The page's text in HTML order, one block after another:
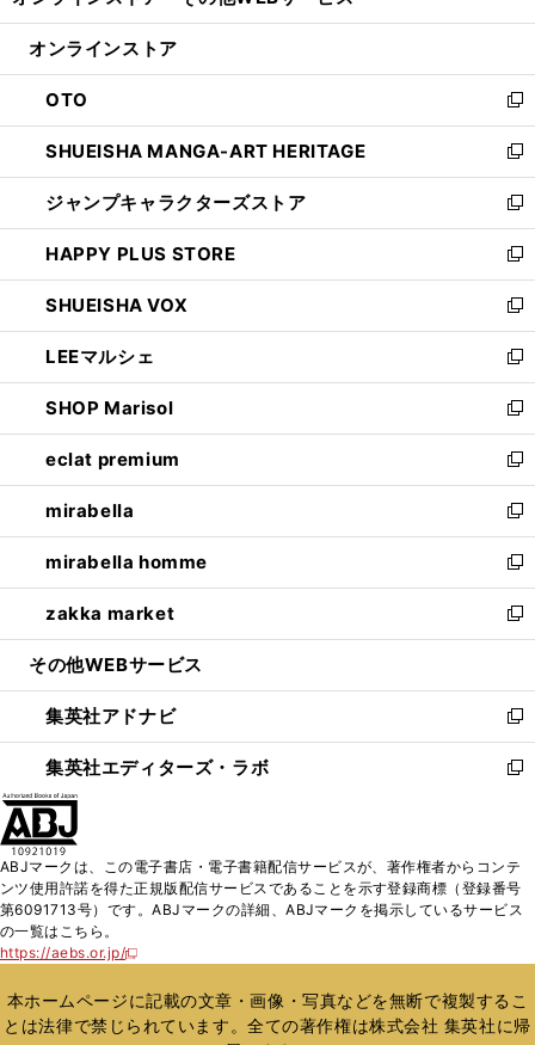
開
ン
ウ
で
開
く
ウ
ン
ド
ウ
で
開
く
オンラインストア
OTO
新
し
い
ウ
ィ
ン
ド
ウ
で
開
く
SHUEISHA MANGA-ART HERITAGE
新
し
い
ウ
ィ
ン
ド
ウ
で
開
く
ジャンプキャラクターズストア
新
し
い
ウ
ィ
ン
ド
ウ
で
開
く
HAPPY PLUS STORE
新
し
い
ウ
ィ
ン
ド
ウ
で
開
く
SHUEISHA VOX
新
し
い
ウ
ィ
ン
ド
ウ
で
開
く
LEEマルシェ
新
し
い
ウ
ィ
ン
ド
ウ
で
開
く
SHOP Marisol
新
し
い
ウ
ィ
ン
ド
ウ
で
開
eclat premium
新
し
い
ウ
ィ
ン
ド
ウ
開
く
mirabella
新
し
い
ウ
ィ
ン
ウ
で
開
く
mirabella homme
新
し
い
ウ
ン
ド
ウ
で
zakka market
新
し
ウ
ィ
ン
ド
く
その他WEBサービス
集英社アドナビ
新
し
い
ド
ウ
で
集英社エディターズ・ラボ
新
ィ
ン
ド
開
く
ABJマークは、この電子書店・電子書籍配信サービスが、著作権者からコンテ
ンツ使用許諾を得た正規版配信サービスであることを示す登録商標（登録番号
第6091713号）です。ABJマークの詳細、ABJマークを掲示しているサービス
の一覧はこちら。
https://aebs.or.jp/
新
い
ウ
ィ
本ホームページに記載の文章・画像・写真などを無断で複製するこ
とは法律で禁じられています。全ての著作権は株式会社 集英社に帰